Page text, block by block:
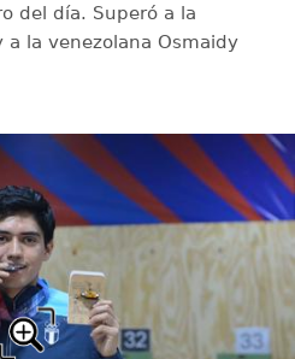
del día. Superó a la
a la venezolana Osmaidy